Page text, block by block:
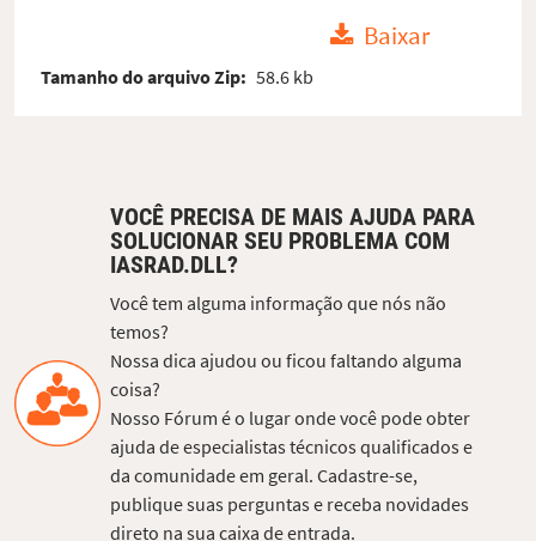
Baixar
Tamanho do arquivo Zip: 58.6 kb
VOCÊ PRECISA DE MAIS AJUDA PARA
SOLUCIONAR SEU PROBLEMA COM
IASRAD.DLL?
Você tem alguma informação que nós não
temos?
Nossa dica ajudou ou ficou faltando alguma
coisa?
Nosso Fórum é o lugar onde você pode obter
ajuda de especialistas técnicos qualificados e
da comunidade em geral. Cadastre-se,
publique suas perguntas e receba novidades
direto na sua caixa de entrada.